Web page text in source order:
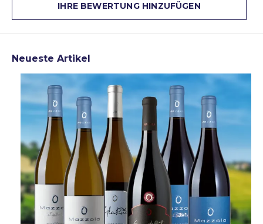
IHRE BEWERTUNG HINZUFÜGEN
Neueste Artikel